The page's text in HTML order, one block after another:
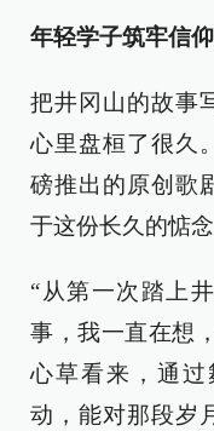
年轻学子筑牢信
把井冈山的故事
心里盘桓了很久
磅推出的原创歌
于这份长久的惦念
“从第一次踏上
事，我一直在想
心草看来，通
动，能对那段岁